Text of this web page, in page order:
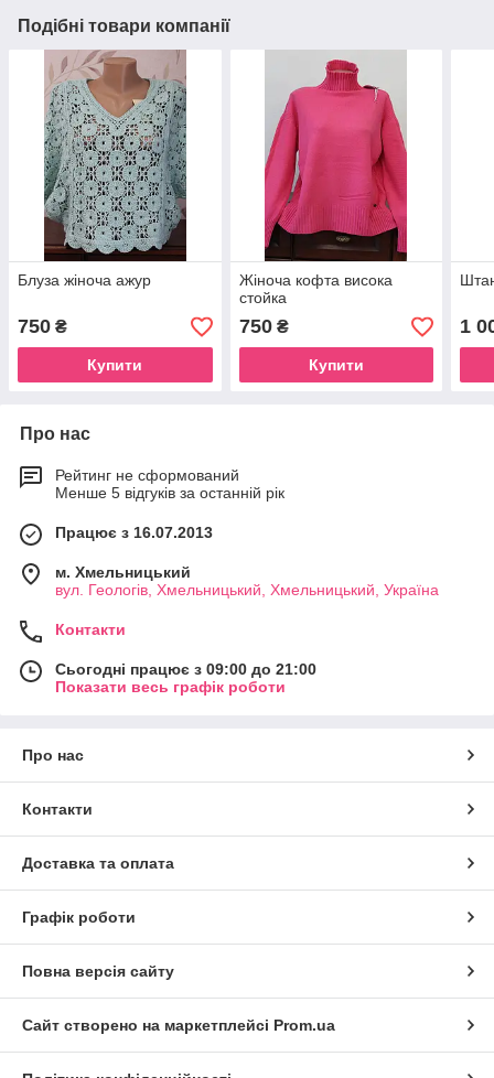
Подібні товари компанії
Блуза жіноча ажур
750 ₴
Купити
Жіноча кофта висока
стойка
750₴
Купити
1
Про нас
Рейтинг не сформований
Менше 5 відгуків за останній рік
Працює з 16.07.2013
м. Хмельницький
вул. Геологів, Хмельницький, Хмельницький, Україна
Контакти
Сьогодні працює з 09:00 до 21:00
Показати весь графік роботи
Про нас
Контакти
Доставка та оплата
Графік роботи
Повна версія сайту
Сайт створено на маркетплейсі Prom.ua